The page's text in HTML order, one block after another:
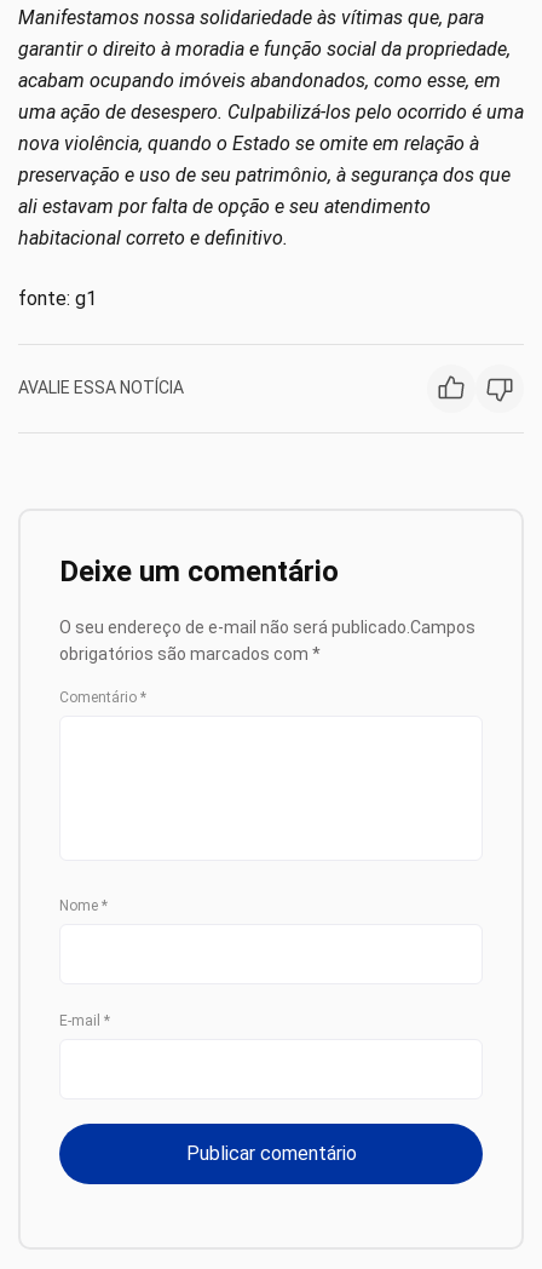
Manifestamos nossa solidariedade às vítimas que, para
garantir o direito à moradia e função social da propriedade,
acabam ocupando imóveis abandonados, como esse, em
uma ação de desespero. Culpabilizá-los pelo ocorrido é uma
nova violência, quando o Estado se omite em relação à
preservação e uso de seu patrimônio, à segurança dos que
ali estavam por falta de opção e seu atendimento
habitacional correto e definitivo.
fonte: g1
AVALIE ESSA NOTÍCIA
Deixe um comentário
O seu endereço de e-mail não será publicado. Campos
obrigatórios são marcados com *
Comentário *
Nome *
E-mail *